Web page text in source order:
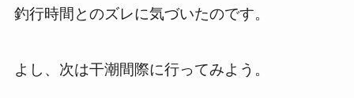
釣行時間とのズレに気づいたのです。
よし、次は干潮間際に行ってみよう。